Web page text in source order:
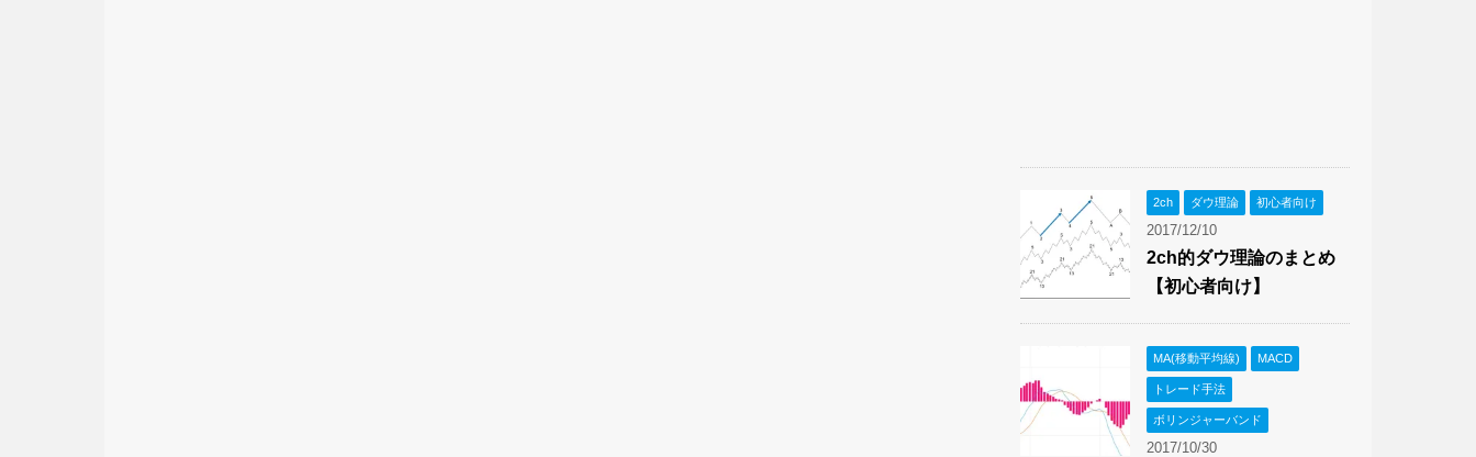
2ch ダウ理論 初心者向け
2017/12/10
2ch的ダウ理論のまとめ
【初心者向け】
MA(移動平均線) MACD
トレード手法
ボリンジャーバンド
2017/10/30